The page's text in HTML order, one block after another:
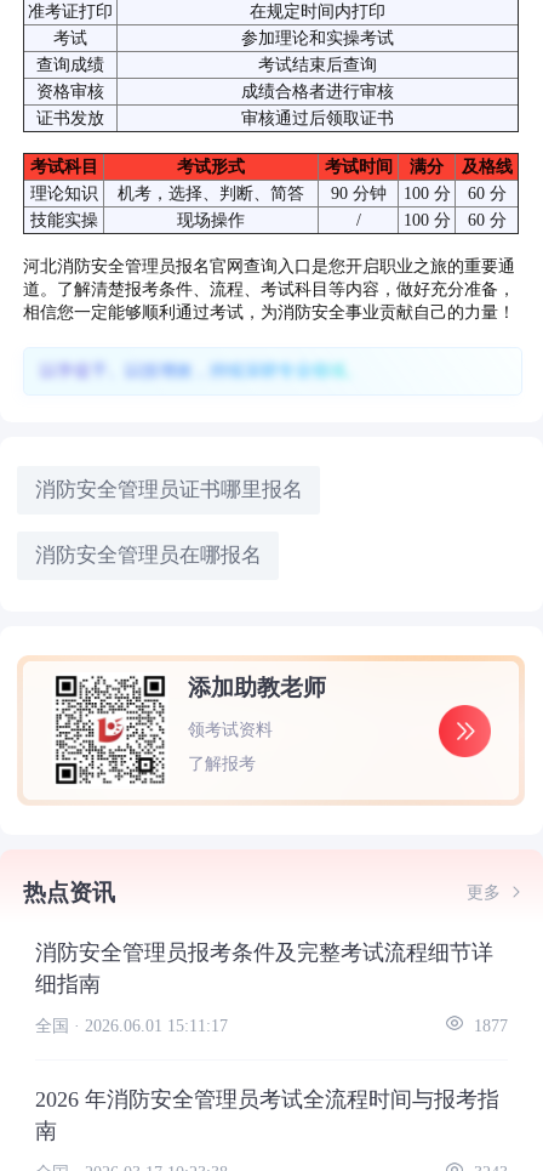
准考证打印
在规定时间内打印
考试
参加理论和实操考试
查询成绩
考试结束后查询
资格审核
成绩合格者进行审核
证书发放
审核通过后领取证书
考试科目 考试形式 考试时间 满分
及格线
理论知识
机考，选择、判断、简答 90 分钟 100 分
60 分
技能实操
现场操作 / 100 分 60 分
河北消防安全管理员报名官网查询入口是您开启职业之旅的重要通
道。了解清楚报考条件、流程、考试科目等内容，做好充分准备，
相信您一定能够顺利通过考试，为消防安全事业贡献自己的力量！
以学促干、以技增效，持续深耕专业领域。
消防安全管理员证书哪里报名
消防安全管理员在哪报名
添加助教老师
领考试资料
了解报考
热点资讯 更多
消防安全管理员报考条件及完整考试流程细节详
细指南
全国 · 2026.06.01 15:11:17 1877
2026 年消防安全管理员考试全流程时间与报考指
南